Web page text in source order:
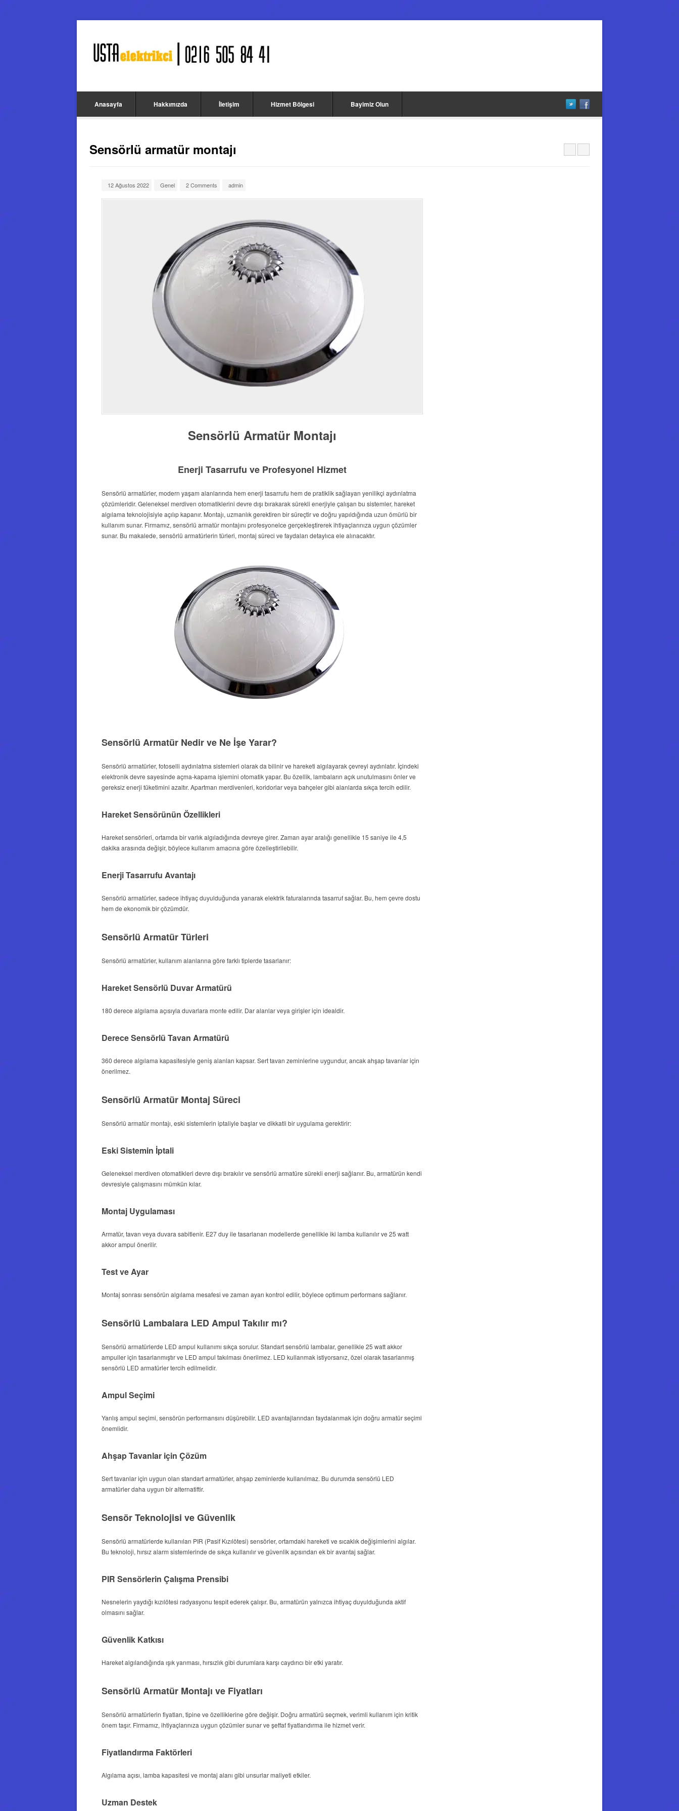
Anasayfa Hakkımızda İletişim Hizmet Bölgesi Bayimiz Olun
Sensörlü armatür montajı
12 Ağustos 2022 Genel 2 Comments admin
Sensörlü Armatür Montajı
Enerji Tasarrufu ve Profesyonel Hizmet
Sensörlü armatürler, modern yaşam alanlarında hem enerji tasarrufu hem de pratiklik sağlayan yenilikçi aydınlatma
çözümleridir. Geleneksel merdiven otomatiklerini devre dışı bırakarak sürekli enerjiyle çalışan bu sistemler, hareket
algılama teknolojisiyle açılıp kapanır. Montajı, uzmanlık gerektiren bir süreçtir ve doğru yapıldığında uzun ömürlü bir
kullanım sunar. Firmamız, sensörlü armatür montajını profesyonelce gerçekleştirerek ihtiyaçlarınıza uygun çözümler
sunar. Bu makalede, sensörlü armatürlerin türleri, montaj süreci ve faydaları detaylıca ele alınacaktır.
Sensörlü Armatür Nedir ve Ne İşe Yarar?
Sensörlü armatürler, fotoselli aydınlatma sistemleri olarak da bilinir ve hareketi algılayarak çevreyi aydınlatır. İçindeki
elektronik devre sayesinde açma-kapama işlemini otomatik yapar. Bu özellik, lambaların açık unutulmasını önler ve
gereksiz enerji tüketimini azaltır. Apartman merdivenleri, koridorlar veya bahçeler gibi alanlarda sıkça tercih edilir.
Hareket Sensörünün Özellikleri
Hareket sensörleri, ortamda bir varlık algıladığında devreye girer. Zaman ayar aralığı genellikle 15 saniye ile 4,5
dakika arasında değişir, böylece kullanım amacına göre özelleştirilebilir.
Enerji Tasarrufu Avantajı
Sensörlü armatürler, sadece ihtiyaç duyulduğunda yanarak elektrik faturalarında tasarruf sağlar. Bu, hem çevre dostu
hem de ekonomik bir çözümdür.
Sensörlü Armatür Türleri
Sensörlü armatürler, kullanım alanlarına göre farklı tiplerde tasarlanır:
Hareket Sensörlü Duvar Armatürü
180 derece algılama açısıyla duvarlara monte edilir. Dar alanlar veya girişler için idealdir.
Derece Sensörlü Tavan Armatürü
360 derece algılama kapasitesiyle geniş alanları kapsar. Sert tavan zeminlerine uygundur, ancak ahşap tavanlar için
önerilmez.
Sensörlü Armatür Montaj Süreci
Sensörlü armatür montajı, eski sistemlerin iptaliyle başlar ve dikkatli bir uygulama gerektirir:
Eski Sistemin İptali
Geleneksel merdiven otomatikleri devre dışı bırakılır ve sensörlü armatüre sürekli enerji sağlanır. Bu, armatürün kendi
devresiyle çalışmasını mümkün kılar.
Montaj Uygulaması
Armatür, tavan veya duvara sabitlenir. E27 duy ile tasarlanan modellerde genellikle iki lamba kullanılır ve 25 watt
akkor ampul önerilir.
Test ve Ayar
Montaj sonrası sensörün algılama mesafesi ve zaman ayarı kontrol edilir, böylece optimum performans sağlanır.
Sensörlü Lambalara LED Ampul Takılır mı?
Sensörlü armatürlerde LED ampul kullanımı sıkça sorulur. Standart sensörlü lambalar, genellikle 25 watt akkor
ampuller için tasarlanmıştır ve LED ampul takılması önerilmez. LED kullanmak istiyorsanız, özel olarak tasarlanmış
sensörlü LED armatürler tercih edilmelidir.
Ampul Seçimi
Yanlış ampul seçimi, sensörün performansını düşürebilir. LED avantajlarından faydalanmak için doğru armatür seçimi
önemlidir.
Ahşap Tavanlar için Çözüm
Sert tavanlar için uygun olan standart armatürler, ahşap zeminlerde kullanılmaz. Bu durumda sensörlü LED
armatürler daha uygun bir alternatiftir.
Sensör Teknolojisi ve Güvenlik
Sensörlü armatürlerde kullanılan PIR (Pasif Kızılötesi) sensörler, ortamdaki hareketi ve sıcaklık değişimlerini algılar.
Bu teknoloji, hırsız alarm sistemlerinde de sıkça kullanılır ve güvenlik açısından ek bir avantaj sağlar.
PIR Sensörlerin Çalışma Prensibi
Nesnelerin yaydığı kızılötesi radyasyonu tespit ederek çalışır. Bu, armatürün yalnızca ihtiyaç duyulduğunda aktif
olmasını sağlar.
Güvenlik Katkısı
Hareket algılandığında ışık yanması, hırsızlık gibi durumlara karşı caydırıcı bir etki yaratır.
Sensörlü Armatür Montajı ve Fiyatları
Sensörlü armatürlerin fiyatları, tipine ve özelliklerine göre değişir. Doğru armatürü seçmek, verimli kullanım için kritik
önem taşır. Firmamız, ihtiyaçlarınıza uygun çözümler sunar ve şeffaf fiyatlandırma ile hizmet verir.
Fiyatlandırma Faktörleri
Algılama açısı, lamba kapasitesi ve montaj alanı gibi unsurlar maliyeti etkiler.
Uzman Destek